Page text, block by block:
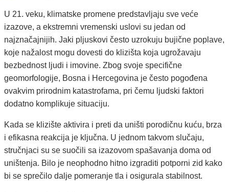
U 21. veku, klimatske promene predstavljaju sve veće
izazove, a ekstremni vremenski uslovi su jedan od
najznačajnijih. Jaki pljuskovi često uzrokuju bujične poplave,
koje nažalost mogu dovesti do klizišta koja ugrožavaju
bezbednost ljudi i imovine. Zbog svoje specifične
geomorfologije, Bosna i Hercegovina je često pogođena
ovakvim prirodnim katastrofama, pri čemu ljudski faktori
dodatno komplikuje situaciju.
Kada se klizište aktivira i preti da uništi porodičnu kuću, brza
i efikasna reakcija je ključna. U jednom takvom slučaju,
stručnjaci su se suočili sa izazovom spašavanja doma od
uništenja. Bilo je neophodno hitno izgraditi potporni zid kako
bi se sprečilo dalje pomeranje tla i osigurala stabilnost.